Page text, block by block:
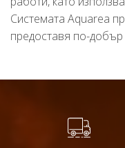
Системата Aquarea
предоставя по-